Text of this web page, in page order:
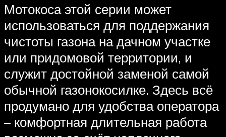
Мотокоса этой серии может
использоваться для поддержания
чистоты газона на дачном участке
или придомовой территории, и
служит достойной заменой самой
обычной газонокосилке. Здесь всё
продумано для удобства оператора
– комфортная длительная работа